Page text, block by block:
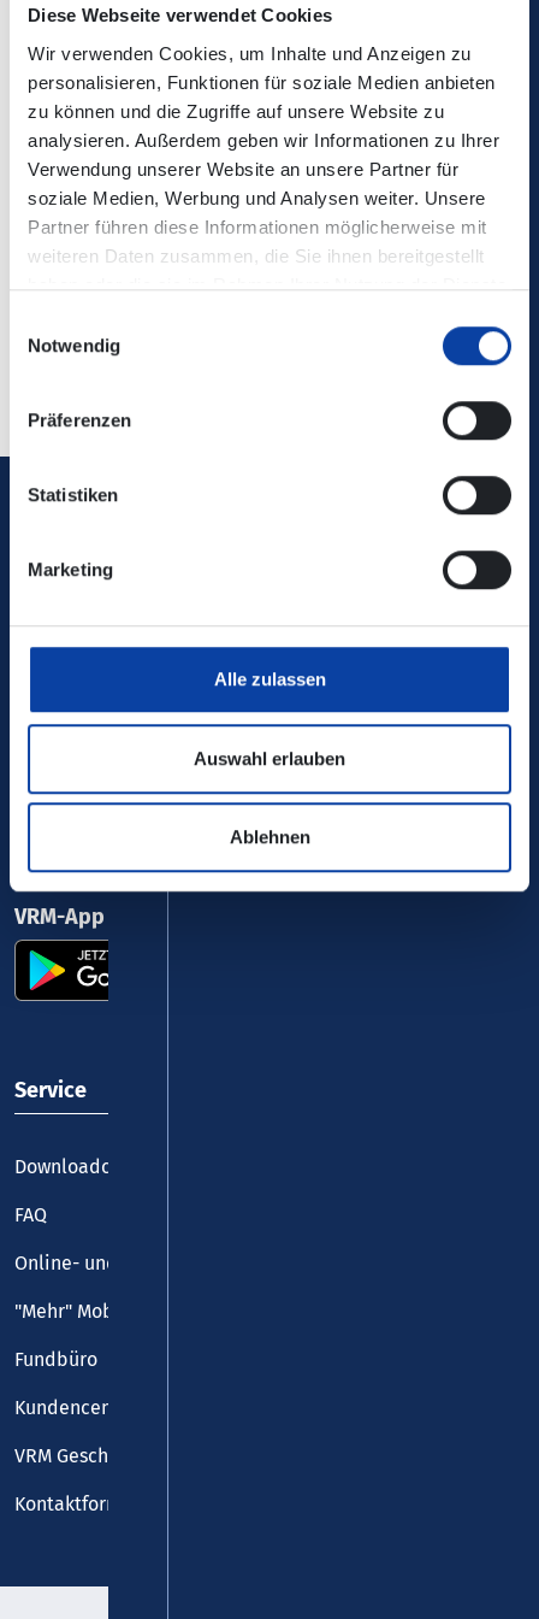
Diese Webseite verwendet Cookies
Wir verwenden Cookies, um Inhalte und Anzeigen zu
personalisieren, Funktionen für soziale Medien anbieten
zu können und die Zugriffe auf unsere Website zu
analysieren. Außerdem geben wir Informationen zu Ihrer
Verwendung unserer Website an unsere Partner für
soziale Medien, Werbung und Analysen weiter. Unsere
Partner führen diese Informationen möglicherweise mit
weiteren Daten zusammen, die Sie ihnen bereitgestellt
haben oder die sie im Rahmen Ihrer Nutzung der Dienste
Notwendig
Präferenzen
Statistiken
Marketing
Alle zulassen
Auswahl erlauben
Ablehnen
Fahrplaninformation:
Zugehörige Dateien
RB26_Fahrplaninformation_06.-07.06.2026.pdf
(212
KB)
Ihr Kontakt zu uns
VRM-App nutzen und durchstarten
Service
Downloadcenter
FAQ
Online- und Handy-Tickets
"Mehr" Mobilität
Fundbüro
Kundencenter
VRM Geschäftsstelle
Kontaktformular